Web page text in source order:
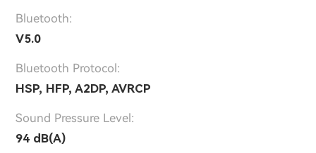
Bluetooth:
V5.0
Bluetooth Protocol:
HSP, HFP, A2DP, AVRCP
Sound Pressure Level:
94 dB(A)